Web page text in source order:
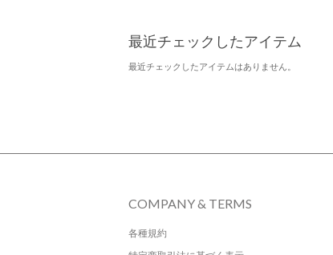
最近チェックしたアイテム
最近チェックしたアイテムはありません。
COMPANY & TERMS
各種規約